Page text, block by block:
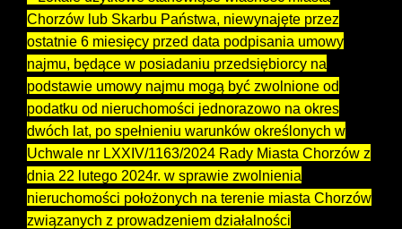
Chorzów lub Skarbu Państwa, niewynajęte przez
ostatnie 6 miesięcy przed data podpisania umowy
najmu, będące w posiadaniu przedsiębiorcy na
podstawie umowy najmu mogą być zwolnione od
podatku od nieruchomości jednorazowo na okres
dwóch lat, po spełnieniu warunków określonych w
Uchwale nr LXXIV/1163/2024 Rady Miasta Chorzów z
dnia 22 lutego 2024r. w sprawie zwolnienia
nieruchomości położonych na terenie miasta Chorzów
związanych z prowadzeniem działalności